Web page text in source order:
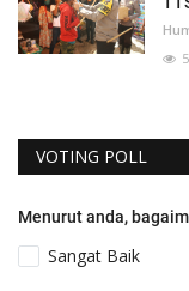
VOTING POLL
Menurut anda,
Sangat Baik